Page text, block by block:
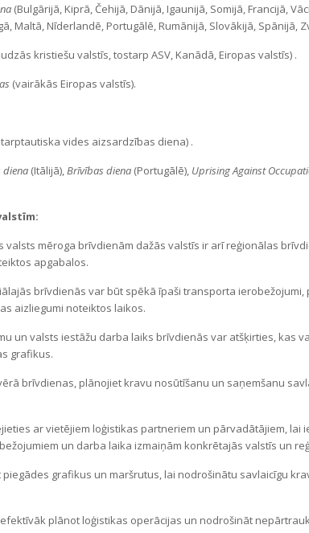
(Bulgārijā, Kiprā, Čehijā, Dānijā, Igaunijā, Somijā, Francijā,
Maltā, Nīderlandē, Portugālē, Rumānijā, Slovākijā, Spānijā,
kristiešu valstīs, tostarp ASV, Kanādā, Eiropas valstīs) .
(vairākās Eiropas valstīs).
vides aizsardzības diena) .
diena (Itālijā),Brīvības diena (Portugālē), Uprising Against
valsts mēroga brīvdienām dažās valstīs ir arī reģionālas
apgabalos.
brīvdienās var būt spēkā īpaši transporta ierobežojumi,
aizliegumi noteiktos laikos.
un valsts iestāžu darba laiks brīvdienās var atšķirties, kas
grafikus.
brīvdienas, plānojiet kravu nosūtīšanu un saņemšanu
ar vietējiem loģistikas partneriem un pārvadātājiem, lai
un darba laika izmaiņām konkrētajās valstīs un
piegādes grafikus un maršrutus, lai nodrošinātu savlaicīgu
plānot loģistikas operācijas un nodrošināt